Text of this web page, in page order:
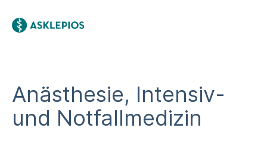
Anästhesie, Intensiv-
und Notfallmedizin